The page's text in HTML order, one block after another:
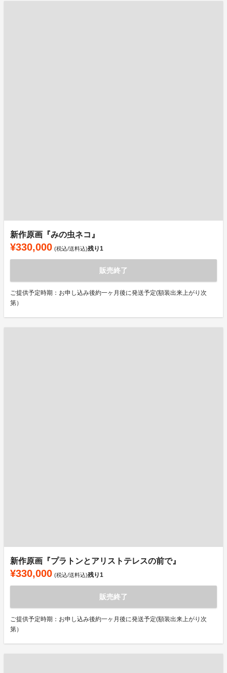
新作原画『みの虫ネコ』
¥330,000 (税込/送料込)残り1
販売終了
ご提供予定時期：お申し込み後約一ヶ月後に発送予定(額装出来上がり次
第）
新作原画『プラトンとアリストテレスの前で』
¥330,000 (税込/送料込)残り1
販売終了
ご提供予定時期：お申し込み後約一ヶ月後に発送予定(額装出来上がり次
第）